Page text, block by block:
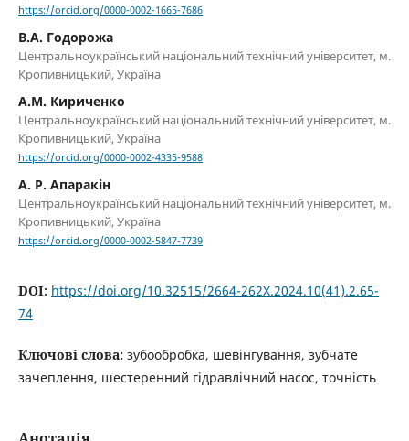
https://orcid.org/0000-0002-1665-7686
В.А. Годорожа
Центральноукраїнський національний технічний університет, м.
Кропивницький, Україна
А.М. Кириченко
Центральноукраїнський національний технічний університет, м.
Кропивницький, Україна
https://orcid.org/0000-0002-4335-9588
А. Р. Апаракін
Центральноукраїнський національний технічний університет, м.
Кропивницький, Україна
https://orcid.org/0000-0002-5847-7739
DOI: https://doi.org/10.32515/2664-262X.2024.10(41).2.65-
74
Ключові слова: зубообробка, шевінгування, зубчате
зачеплення, шестеренний гідравлічний насос, точність